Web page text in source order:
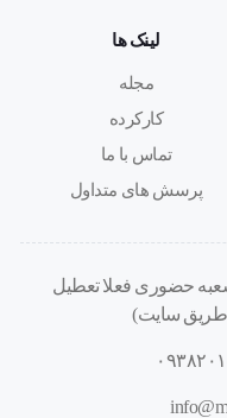
لینک ها
مجله
کارکرده
تماس با ما
پرسش های متداول
پنجتن ۲۷ پلاک ۵۱۷ (شعبه حضوری فعلا تعطیل
طریق سایت)